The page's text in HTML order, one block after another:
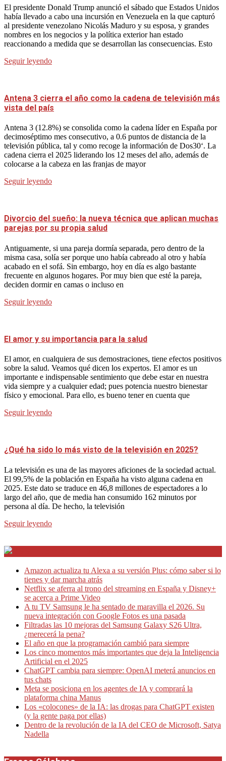
El presidente Donald Trump anunció el sábado que Estados Unidos
había llevado a cabo una incursión en Venezuela en la que capturó
al presidente venezolano Nicolás Maduro y su esposa, y grandes
nombres en los negocios y la política exterior han estado
reaccionando a medida que se desarrollan las consecuencias. Esto
Seguir leyendo
Antena 3 cierra el año como la cadena de televisión más
vista del país
Antena 3 (12.8%) se consolida como la cadena líder en España por
decimoséptimo mes consecutivo, a 0.6 puntos de distancia de la
televisión pública, tal y como recoge la información de Dos30‘. La
cadena cierra el 2025 liderando los 12 meses del año, además de
colocarse a la cabeza en las franjas de mayor
Seguir leyendo
Divorcio del sueño: la nueva técnica que aplican muchas
parejas por su propia salud
Antiguamente, si una pareja dormía separada, pero dentro de la
misma casa, solía ser porque uno había cabreado al otro y había
acabado en el sofá. Sin embargo, hoy en día es algo bastante
frecuente en algunos hogares. Por muy bien que esté la pareja,
deciden dormir en camas o incluso en
Seguir leyendo
El amor y su importancia para la salud
El amor, en cualquiera de sus demostraciones, tiene efectos positivos
sobre la salud. Veamos qué dicen los expertos. El amor es un
importante e indispensable sentimiento que debe estar en nuestra
vida siempre y a cualquier edad; pues potencia nuestro bienestar
físico y emocional. Para ello, es bueno tener en cuenta que
Seguir leyendo
¿Qué ha sido lo más visto de la televisión en 2025?
La televisión es una de las mayores aficiones de la sociedad actual.
El 99,5% de la población en España ha visto alguna cadena en
2025. Este dato se traduce en 46,8 millones de espectadores a lo
largo del año, que de media han consumido 162 minutos por
persona al día. De hecho, la televisión
Seguir leyendo
Amazon actualiza tu Alexa a su versión Plus: cómo saber si lo
tienes y dar marcha atrás
Netflix se aferra al trono del streaming en España y Disney+
se acerca a Prime Video
A tu TV Samsung le ha sentado de maravilla el 2026. Su
nueva integración con Google Fotos es una pasada
Filtradas las 10 mejoras del Samsung Galaxy S26 Ultra,
¿merecerá la pena?
El año en que la programación cambió para siempre
Los cinco momentos más importantes que deja la Inteligencia
Artificial en el 2025
ChatGPT cambia para siempre: OpenAI meterá anuncios en
tus chats
Meta se posiciona en los agentes de IA y comprará la
plataforma china Manus
Los «colocones» de la IA: las drogas para ChatGPT existen
(y la gente paga por ellas)
Dentro de la revolución de la IA del CEO de Microsoft, Satya
Nadella